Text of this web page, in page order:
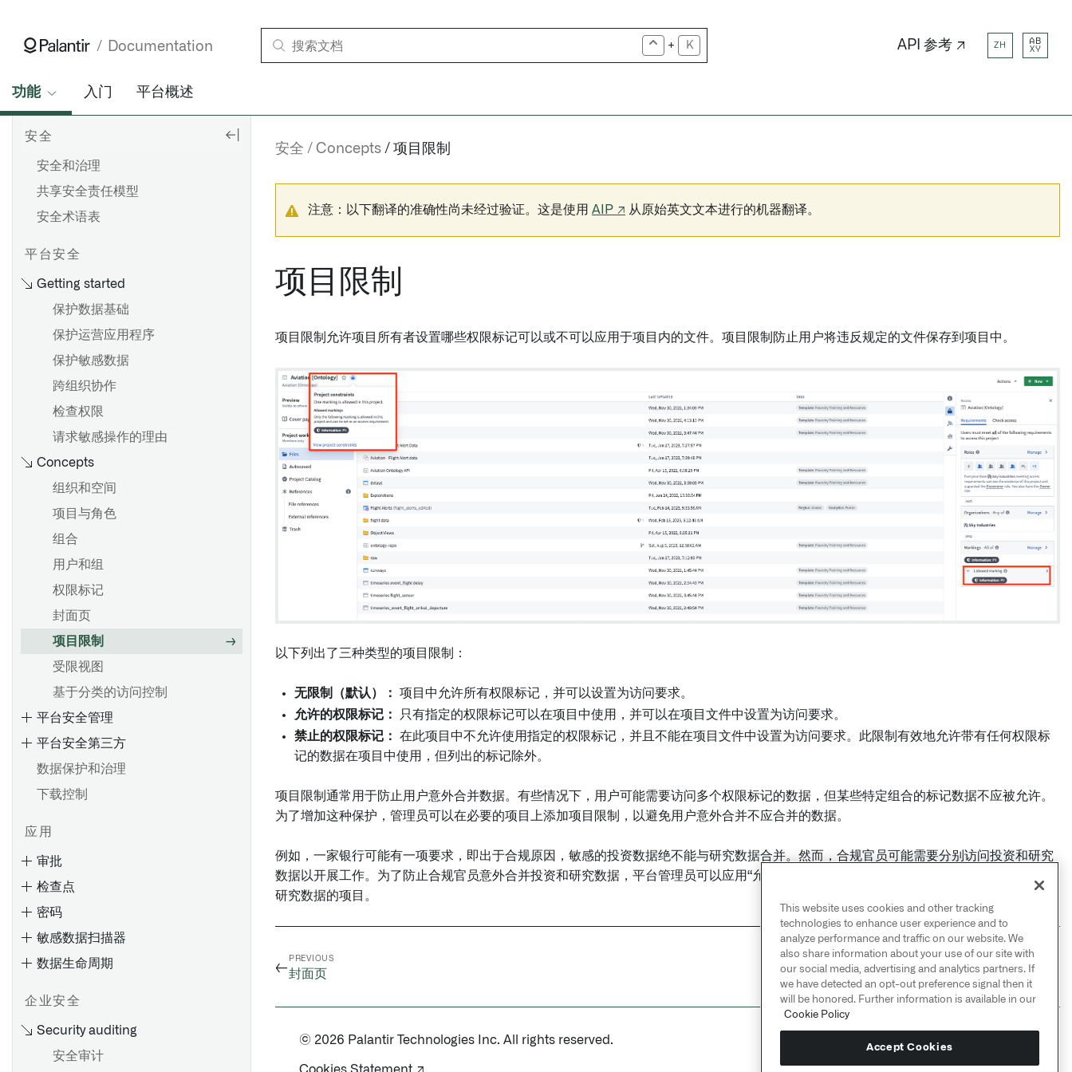
Documentation + K API 参考 ↗ ZH
AB
XY
功能 入门 平台概述
安全
安全和治理
共享安全责任模型
安全术语表
平台安全
Getting started
保护数据基础
保护运营应用程序
保护敏感数据
跨组织协作
检查权限
请求敏感操作的理由
Concepts
组织和空间
项目与角色
组合
用户和组
权限标记
封面页
项目限制
受限视图
基于分类的访问控制
平台安全管理
平台安全第三方
数据保护和治理
下载控制
应用
审批
检查点
密码
将Cipher操作应用于数据集的
列
敏感数据扫描器
数据生命周期
企业安全
Security auditing
安全审计
安全 Concepts 项目限制
注意：以下翻译的准确性尚未经过验证。这是使用 AIP ↗ 从原始英文文本进行的机器翻译。
项目限制
项目限制允许项目所有者设置哪些权限标记可以或不可以应用于项目内的文件。项目限制防止用户将违反规定的文件保存到项目中。
以下列出了三种类型的项目限制：
无限制（默认）：
项目中允许所有权限标记，并可以设置为访问要求。
允许的权限标记：
只有指定的权限标记可以在项目中使用，并可以在项目文件中设置为访问要求。
禁止的权限标记：
在此项目中不允许使用指定的权限标记，并且不能在项目文件中设置为访问要求。此限制有效地允许带有任何权限标
记的数据在项目中使用，但列出的标记除外。
项目限制通常用于防止用户意外合并数据。有些情况下，用户可能需要访问多个权限标记的数据，但某些特定组合的标记数据不应被允许。
为了增加这种保护，管理员可以在必要的项目上添加项目限制，以避免用户意外合并不应合并的数据。
例如，一家银行可能有一项要求，即出于合规原因，敏感的投资数据绝不能与研究数据合并。然而，合规官员可能需要分别访问投资和研究
数据以开展工作。为了防止合规官员意外合并投资和研究数据，平台管理员可以应用“允许的权限标记”类型的项目限制，以保护包含投资和
研究数据的项目。
←
PREVIOUS
封面页
NEXT
受限视图
© 2026 Palantir Technologies Inc. All rights reserved.
Cookies Statement ↗
This website uses cookies and other tracking
technologies to enhance user experience and to
analyze performance and traffic on our website. We
also share information about your use of our site with
our social media, advertising and analytics partners. If
we have detected an opt-out preference signal then it
will be honored. Further information is available in our
Cookie Policy
Accept Cookies